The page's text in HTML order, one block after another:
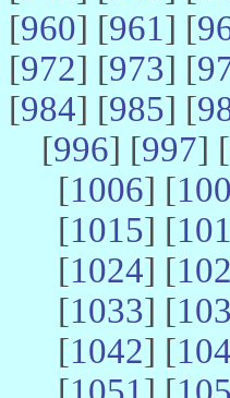
[960] [961] [
[972] [973] [
[984] [985] [
[996] [997] [
[1006] [
[1015] [
[1024] [
[1033] [
[1042] [